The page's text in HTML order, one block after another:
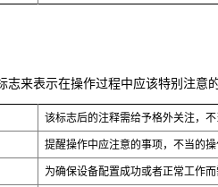
志来表示在操作过程中应该特别注意
该标志后的注释需给予格外关注，
提醒操作中应注意的事项，不当的
为确保设备配置成功或者正常工作